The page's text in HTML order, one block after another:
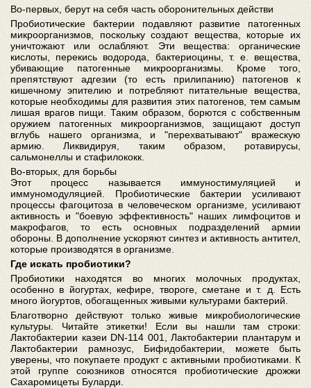
Во-первых, берут на себя часть оборонительных действи
Пробиотические бактерии подавляют развитие патогенных
микроорганизмов, поскольку создают вещества, которые их
уничтожают или ослабляют. Эти вещества: органические
кислоты, перекись водорода, бактериоцины, т. е. вещества,
убивающие патогенные микроорганизмы. Кроме того,
препятствуют адгезии (то есть прилипанию) патогенов к
кишечному эпителию и потребляют питательные вещества,
которые необходимы для развития этих патогенов, тем самым
лишая врагов пищи. Таким образом, борются с собственным
оружием патогенных микроорганизмов, защищают доступ
вглубь нашего организма, и "перехватывают" вражескую
армию. Ликвидируя, таким образом, ротавирусы,
сальмонеллы и стафилококк.
Во-вторых, для борьбы
Этот процесс называется иммуностимуляцией и
иммуномодуляцией. Пробиотические бактерии усиливают
процессы фагоцитоза в человеческом организме, усиливают
активность и "боевую эффективность" наших лимфоцитов и
макрофагов, то есть основных подразделений армии
обороны. В дополнение ускоряют синтез и активность антител,
которые производятся в организме.
Где искать пробиотики?
Пробиотики находятся во многих молочных продуктах,
особенно в йогуртах, кефире, твороге, сметане и т. д. Есть
много йогуртов, обогащенных живыми культурами бактерий.
Благотворно действуют только живые микробиологические
культуры. Читайте этикетки! Если вы нашли там строки:
Лактобактерии казеи DN-114 001, Лактобактерии плантарум и
Лактобактерии рамнозус, Бифидобактерии, можете быть
уверены, что покупаете продукт с активными пробиотиками. К
этой группе союзников относятся пробиотические дрожжи
Сахаромицеты Буларди.